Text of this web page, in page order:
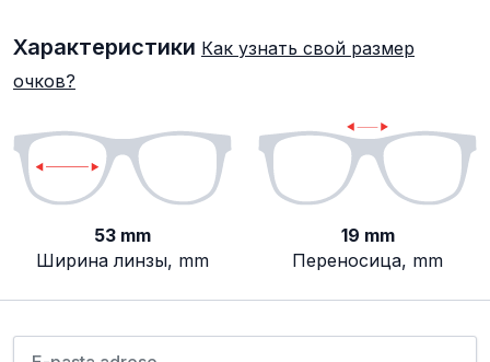
Характеристики Как узнать свой размер
очков?
53 mm
Ширина линзы, mm
19 mm
Переносица, mm